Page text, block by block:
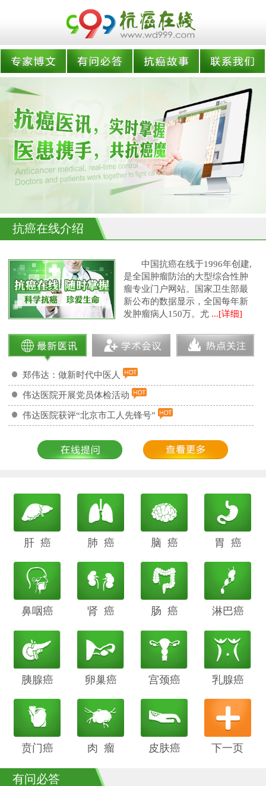
抗癌在线介绍
中国抗癌在线于1996年创建,
是全国肿瘤防治的大型综合性肿
瘤专业门户网站。国家卫生部最
新公布的数据显示，全国每年新
发肿瘤病人150万。尤 ...[详细]
郑伟达：做新时代中医人
伟达医院开展党员体检活动
伟达医院获评“北京市工人先锋号”
下一页
肝 癌 阴道癌肺 癌 甲状腺癌
脑 癌 前列腺癌
胃 癌
鼻咽癌 胆管癌肾 癌
子宫内膜
癌
肠 癌 膀胱癌
淋巴癌
胰腺癌 鳞癌
卵巢癌 骨癌
宫颈癌 喉癌
乳腺癌
贲门癌 阴茎癌肉 瘤 白血病皮肤癌
有问必答